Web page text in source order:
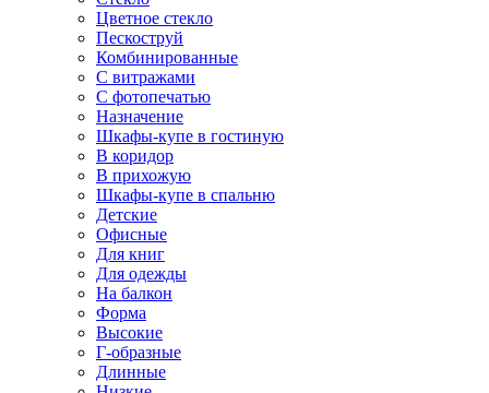
Цветное стекло
Пескоструй
Комбинированные
С витражами
С фотопечатью
Назначение
Шкафы-купе в гостиную
В коридор
В прихожую
Шкафы-купе в спальню
Детские
Офисные
Для книг
Для одежды
На балкон
Форма
Высокие
Г-образные
Длинные